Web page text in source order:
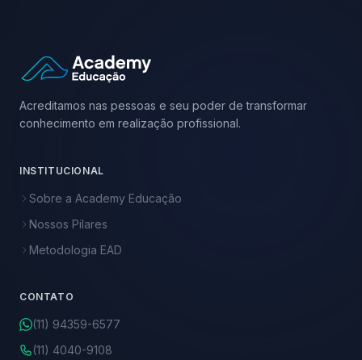
Acreditamos nas pessoas e seu poder de transformar
conhecimento em realização profissional.
INSTITUCIONAL
Sobre a Academy Educação
Nossos Pilares
Metodologia EAD
CONTATO
(11) 94359-6577
(11) 4040-9108